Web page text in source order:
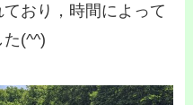
おり，時間によって
(^^)